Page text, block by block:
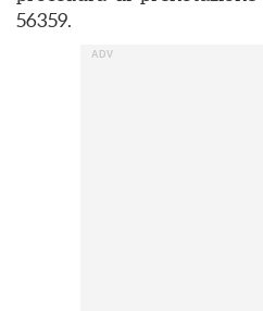
56359.